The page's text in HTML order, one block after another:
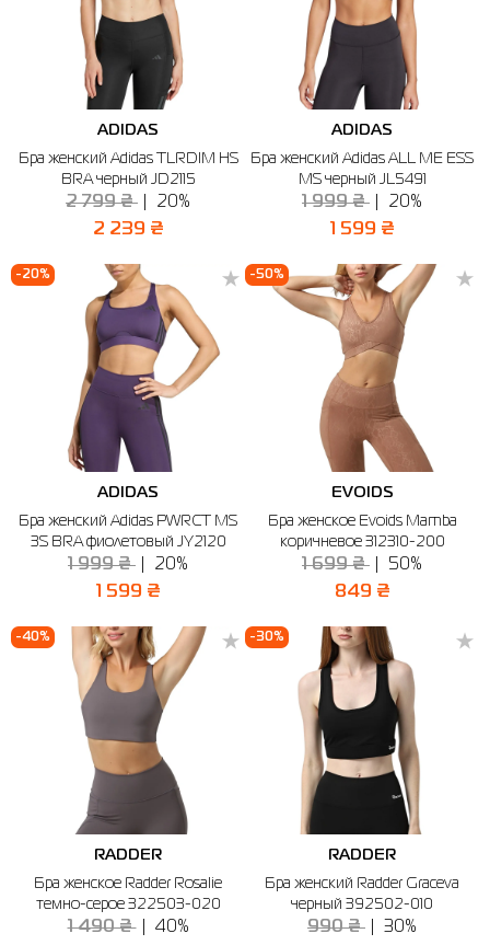
ADIDAS
Бра женский Adidas TLRDIM HS
BRA черный JD2115
2 799 ₴ 20%
2 239 ₴
ADIDAS
Бра женский Adidas ALL ME ESS
MS черный JL5491
1 999 ₴ 20%
1 599 ₴
-20%
ADIDAS
Бра женский Adidas PWRCT MS
3S BRA фиолетовый JY2120
1 999 ₴ 20%
1 599 ₴
-50%
EVOIDS
Бра женское Evoids Mamba
коричневое 312310-200
1 699 ₴ 50%
849 ₴
-40%
RADDER
Бра женское Radder Rosalie
темно-серое 322503-020
1 490 ₴ 40%
-30%
RADDER
Бра женский Radder Graceva
черный 392502-010
990 ₴ 30%